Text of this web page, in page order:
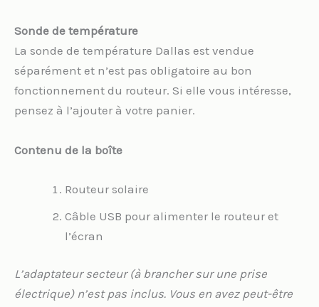
Sonde de température
La sonde de température Dallas est vendue
séparément et n’est pas obligatoire au bon
fonctionnement du routeur. Si elle vous intéresse,
pensez à l’ajouter à votre panier.
Contenu de la boîte
Routeur solaire
Câble USB pour alimenter le routeur et
l’écran
L’adaptateur secteur (à brancher sur une prise
électrique) n’est pas inclus. Vous en avez peut-être